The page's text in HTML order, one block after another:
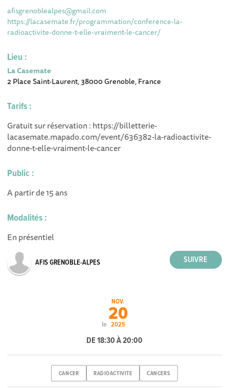
afisgrenoblealpes@gmail.com
https://lacasemate.fr/programmation/conference-la-
radioactivite-donne-t-elle-vraiment-le-cancer/
Lieu :
La Casemate
2 Place Saint-Laurent, 38000 Grenoble, France
Tarifs :
Gratuit sur réservation : https://billetterie-
lacasemate.mapado.com/event/636382-la-radioactivite-
donne-t-elle-vraiment-le-cancer
Public :
A partir de 15 ans
Modalités :
En présentiel
AFIS GRENOBLE-ALPES
le
NOV.
20
2025
DE 18:30 À 20:00
CANCER RADIOACTIVITE CANCERS